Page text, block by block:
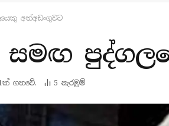
අත්අඩංගුවට
ගතවේ. 5 නැරඹු​ම්